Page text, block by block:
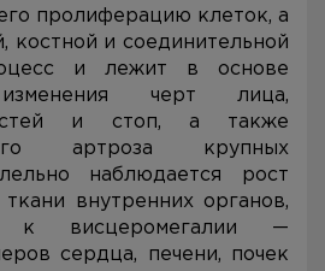
пролиферацию клеток, а
костной и соединительной
и лежит в основе
изменения черт лица,
и стоп, а также
артроза крупных
наблюдается рост
ткани внутренних органов,
к висцеромегалии —
сердца, печени, почек